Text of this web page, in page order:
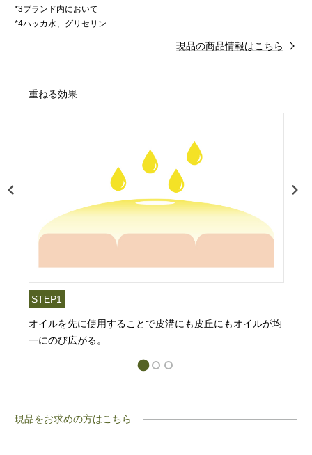
*3ブランド内において
*4ハッカ水、グリセリン
現品の商品情報はこちら
重ねる効果
STEP1
オイルを先に使用することで皮溝にも皮丘にもオイルが均
一にのび広がる。
現品をお求めの方はこちら